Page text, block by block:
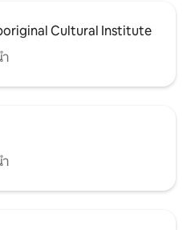
Cultural Institute